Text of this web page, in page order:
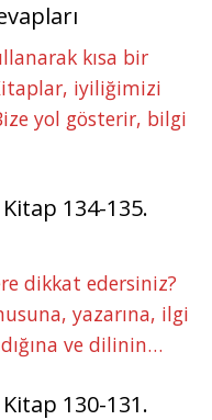
kısa bir
iyiliğimizi
yol gösterir, bilgi
Kitap 134-135.
dikkat edersiniz?
yazarına, ilgi
ve dilinin…
Kitap 130-131.